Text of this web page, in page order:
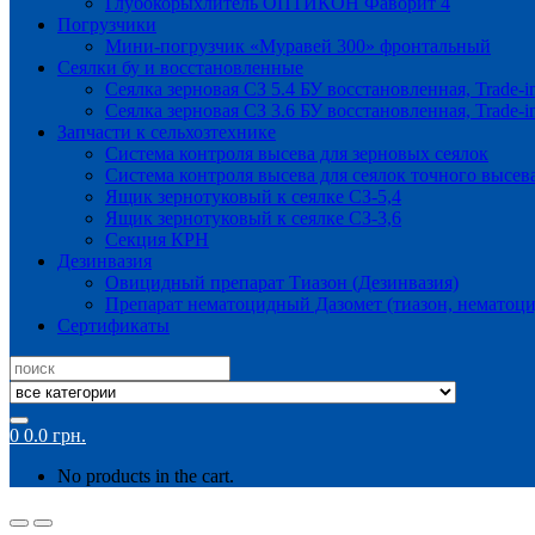
Погрузчики
Мини-погрузчик «Муравей 300» фронтальный
Сеялки бу и восстановленные
Сеялка зерновая СЗ 5.4 БУ восстановленная, Trade-
Сеялка зерновая СЗ 3.6 БУ восстановленная, Trade-
Запчасти к сельхозтехнике
Система контроля высева для зерновых сеялок
Система контроля высева для сеялок точного
Ящик зернотуковый к сеялке СЗ-5,4
Ящик зернотуковый к сеялке СЗ-3,6
Секция КРН
Дезинвазия
Овицидный препарат Тиазон (Дезинвазия)
Препарат нематоцидный Дазомет (тиазон,
Сертификаты
Search
for:
0 0.0 грн.
No products in the cart.